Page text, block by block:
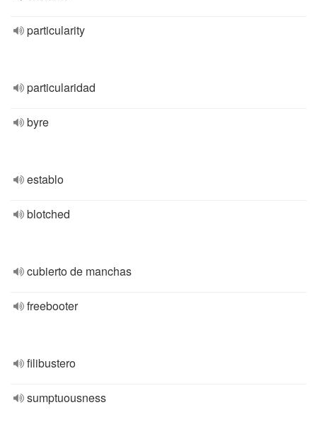
particularity
particularidad
byre
establo
blotched
cubierto de manchas
freebooter
filibustero
sumptuousness